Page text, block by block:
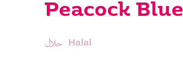
Peacock Blue
Halal